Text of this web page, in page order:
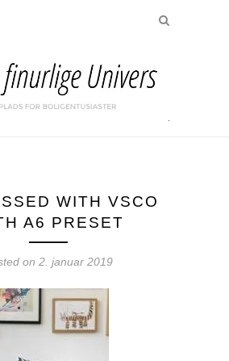
WITH VSCO
A6 PRESET
on 2. januar 2019